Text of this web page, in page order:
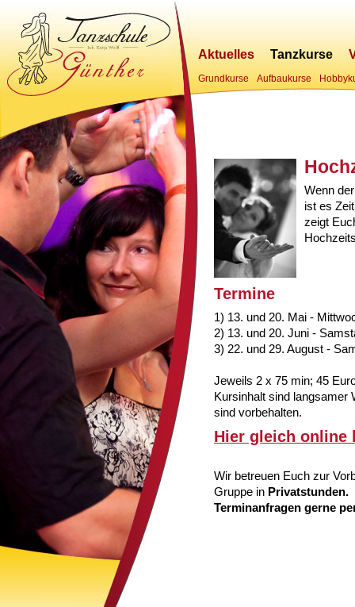
Aktuelles Tanzkurse
Grundkurse Aufbaukurse
Wenn
ist es
zeigt
Termine
1) 13. und 20. Mai -
2) 13. und 20. Juni -
3) 22. und 29. August -
Jeweils 2 x 75 min; 45
Kursinhalt sind langsamer
sind vorbehalten.
Hier gleich online
Wir betreuen Euch zur
Gruppe in Privatstunden.
Terminanfragen gerne